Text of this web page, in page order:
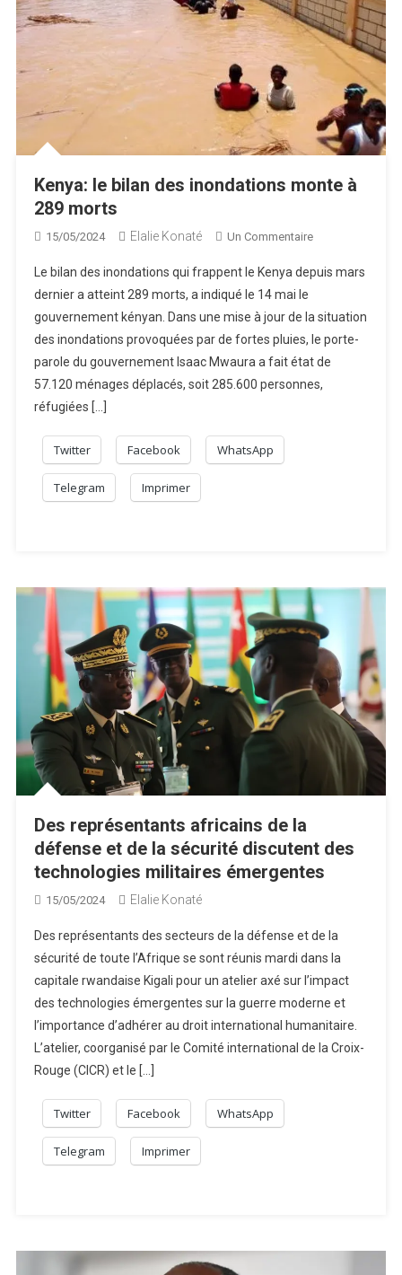
Kenya: le bilan des inondations monte à
289 morts
15/05/2024 Elalie Konaté Un CommentaireSur
Le
Des
Inondations
Monte
À
Le bilan des inondations qui frappent le Kenya depuis mars
dernier a atteint 289 morts, a indiqué le 14 mai le
gouvernement kényan. Dans une mise à jour de la situation
des inondations provoquées par de fortes pluies, le porte-
parole du gouvernement Isaac Mwaura a fait état de
57.120 ménages déplacés, soit 285.600 personnes,
réfugiées […]
Twitter Facebook WhatsApp
Telegram Imprimer
Des représentants africains de la
défense et de la sécurité discutent des
technologies militaires émergentes
15/05/2024 Elalie Konaté
Des représentants des secteurs de la défense et de la
sécurité de toute l’Afrique se sont réunis mardi dans la
capitale rwandaise Kigali pour un atelier axé sur l’impact
des technologies émergentes sur la guerre moderne et
l’importance d’adhérer au droit international humanitaire.
L’atelier, coorganisé par le Comité international de la Croix-
Rouge (CICR) et le […]
Twitter Facebook WhatsApp
Telegram Imprimer